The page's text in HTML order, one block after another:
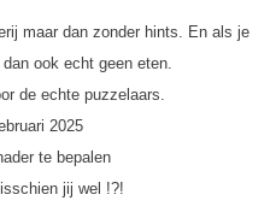
maar dan zonder hints. En als je
ook echt geen eten.
de echte puzzelaars.
2025
te bepalen
jij wel !?!